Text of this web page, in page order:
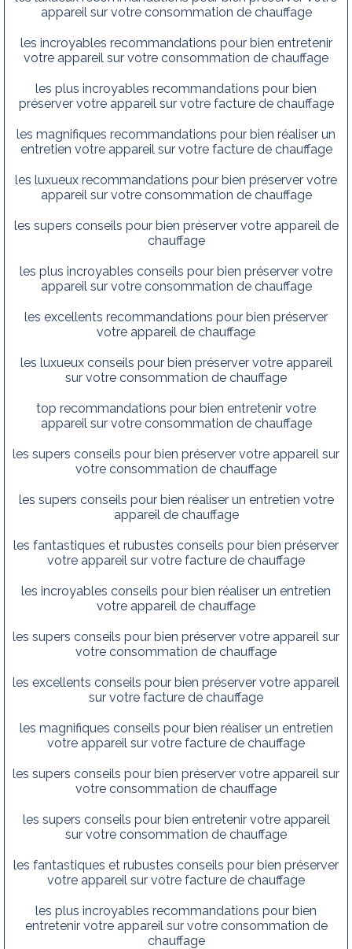
appareil sur votre consommation de chauffage
les incroyables recommandations pour bien entretenir
votre appareil sur votre consommation de chauffage
les plus incroyables recommandations pour bien
préserver votre appareil sur votre facture de chauffage
les magnifiques recommandations pour bien réaliser un
entretien votre appareil sur votre facture de chauffage
les luxueux recommandations pour bien préserver votre
appareil sur votre consommation de chauffage
les supers conseils pour bien préserver votre appareil de
chauffage
les plus incroyables conseils pour bien préserver votre
appareil sur votre consommation de chauffage
les excellents recommandations pour bien préserver
votre appareil de chauffage
les luxueux conseils pour bien préserver votre appareil
sur votre consommation de chauffage
top recommandations pour bien entretenir votre
appareil sur votre consommation de chauffage
les supers conseils pour bien préserver votre appareil sur
votre consommation de chauffage
les supers conseils pour bien réaliser un entretien votre
appareil de chauffage
les fantastiques et rubustes conseils pour bien préserver
votre appareil sur votre facture de chauffage
les incroyables conseils pour bien réaliser un entretien
votre appareil de chauffage
les supers conseils pour bien préserver votre appareil sur
votre consommation de chauffage
les excellents conseils pour bien préserver votre appareil
sur votre facture de chauffage
les magnifiques conseils pour bien réaliser un entretien
votre appareil sur votre facture de chauffage
les supers conseils pour bien préserver votre appareil sur
votre consommation de chauffage
les supers conseils pour bien entretenir votre appareil
sur votre consommation de chauffage
les fantastiques et rubustes conseils pour bien préserver
votre appareil sur votre facture de chauffage
les plus incroyables recommandations pour bien
entretenir votre appareil sur votre consommation de
chauffage